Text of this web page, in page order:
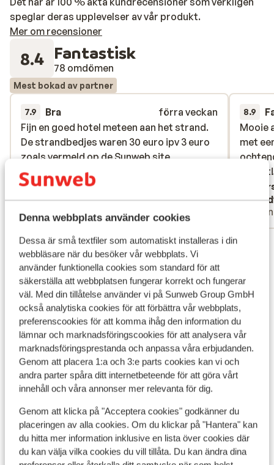
Denna webbplats använder cookies
Dessa är små textfiler som automatiskt installeras i din
webbläsare när du besöker vår webbplats. Vi
använder funktionella cookies som standard för att
säkerställa att webbplatsen fungerar korrekt och fungerar
väl. Med din tillåtelse använder vi på Sunweb Group GmbH
också analytiska cookies för att förbättra vår webbplats,
preferenscookies för att komma ihåg den information du
lämnar och marknadsföringscookies för att analysera vår
marknadsföringsprestanda och anpassa våra erbjudanden.
Genom att placera 1:a och 3:e parts cookies kan vi och
andra parter spåra ditt internetbeteende för att göra vårt
innehåll och våra annonser mer relevanta för dig.
Genom att klicka på "Acceptera cookies" godkänner du
placeringen av alla cookies. Om du klickar på "Hantera" kan
du hitta mer information inklusive en lista över cookies där
du kan välja vilka cookies du vill tillåta. Du kan ändra dina
speglar deras upplevelser av vår produkt.
Mer om recensioner
8.4 Fantastisk
78 omdömen
Mest bokad av partner
7.9 Bra
förra veckan
Fijn en goed hotel meteen aan het strand.
De strandbedjes waren 30 euro ipv 3 euro
zoals vermeld op de Sunweb site
Fijn en goed hotel meteen aan het strand.
De strandbedjes waren 30 euro ipv 3 euro
zoals vermeld op de Sunweb site
Översätt till svenska
Anita
8.9
Mooie
met
Mooie
met
Visa alla 78 omdömen
Läge
Visa på karta
I området
Vid stranden (kiselstenstrand, solstolar (mot
betalning) , parasoll (mot betalning) )
Avstånd till centrum: ca 175 m